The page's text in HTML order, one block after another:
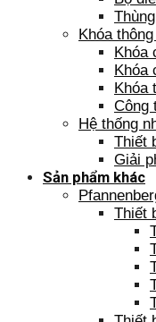
Khóa
Khóa
Khóa
Khóa
Công
Hệ thống
Thiết
Giải
Sản phẩm khác
Thiết